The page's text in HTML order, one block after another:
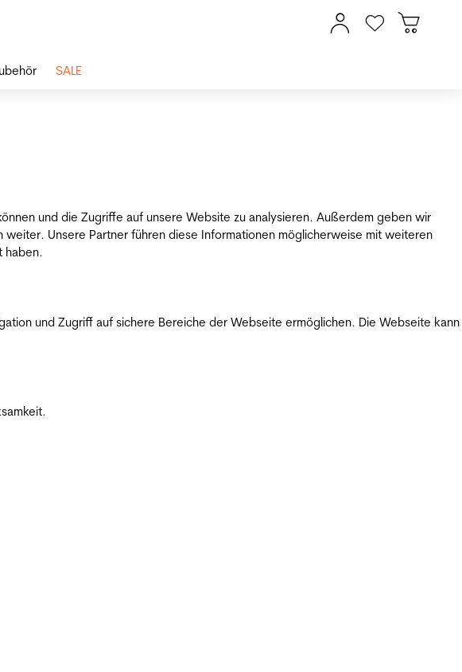
und die Zugriffe auf unsere Website zu analysieren. Außerdem geben wir
Unsere Partner führen diese Informationen möglicherweise mit weiteren
haben.
und Zugriff auf sichere Bereiche der Webseite ermöglichen. Die Webseite kann
SALE